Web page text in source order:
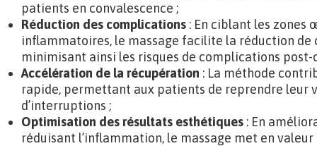
patients en convalescence ;
Réduction des complications : En ciblant les zones
inflammatoires, le massage facilite la réduction de
minimisant ainsi les risques de complications post-
Accélération de la récupération : La méthode
rapide, permettant aux patients de reprendre leur
d’interruptions ;
Optimisation des résultats esthétiques : En
réduisant l’inflammation, le massage met en